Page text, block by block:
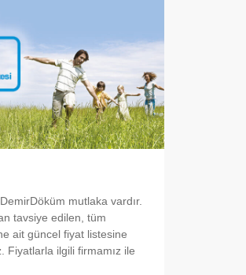
mutlaka vardır.
tavsiye edilen, tüm
ait güncel fiyat listesine
Fiyatlarla ilgili firmamız ile